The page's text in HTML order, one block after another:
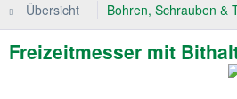
Übersicht Bohren, Schrauben &
Freizeitmesser mit